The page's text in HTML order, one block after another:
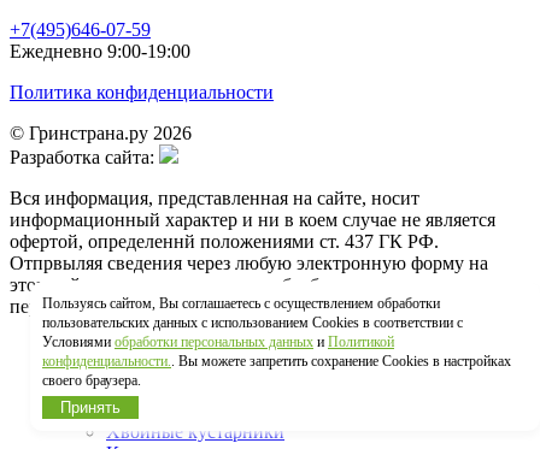
+7(495)646-07-59
Ежедневно 9:00-19:00
Политика конфиденциальности
© Гринстрана.ру 2026
Разработка сайта:
Вся информация, представленная на сайте, носит
информационный характер и ни в коем случае не является
офертой, определеннй положениями ст. 437 ГК РФ.
Отпрвыляя сведения через любую электронную форму на
этом сайте, вы соглашаетесь на обработку своих
персональных данных
Главная
КАТАЛОГ
Туя западная
Хвойные кустарники
Пользуясь сайтом, Вы соглашаетесь с осуществлением обработки
пользовательских данных с использованием Cookies в соответствии с
Условиями обработки персональных данных и Политикой
конфиденциальности.. Вы можете запретить сохранение Cookies в настройках
своего браузера.
Принять